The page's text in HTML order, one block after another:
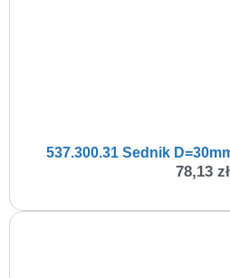
537.300.31 Sednik
78,13 zł